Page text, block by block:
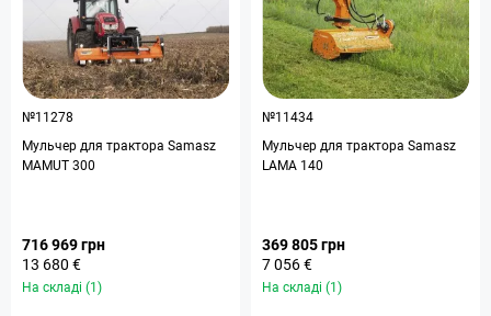
№11278
Мульчер для трактора Samasz
MAMUT 300
716 969 грн
13 680 €
На складі (1)
№11434
Мульчер для трактора Samasz
LAMA 140
369 805 грн
7 056 €
На складі (1)